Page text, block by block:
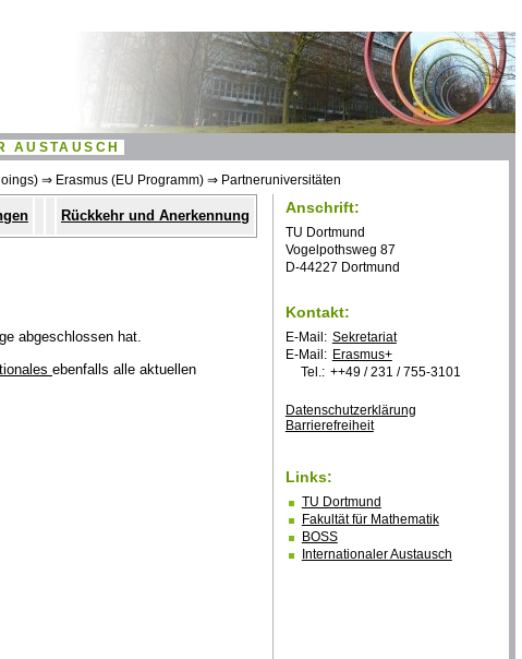
AUSTAUSCH
⇒ Erasmus (EU Programm) ⇒ Partneruniversitäten
Anschrift:
TU Dortmund
Vogelpothsweg 87
D-44227 Dortmund
Kontakt:
E-Mail: Sekretariat
E-Mail: Erasmus+
Tel.: ++49 / 231 / 755-3101
Datenschutzerklärung
Bar­ri­e­re­frei­heit
Links:
TU Dortmund
Fakultät für Mathematik
BOSS
Internationaler Austausch
Rückkehr und Anerkennung
abgeschlossen hat.
ebenfalls alle aktuellen